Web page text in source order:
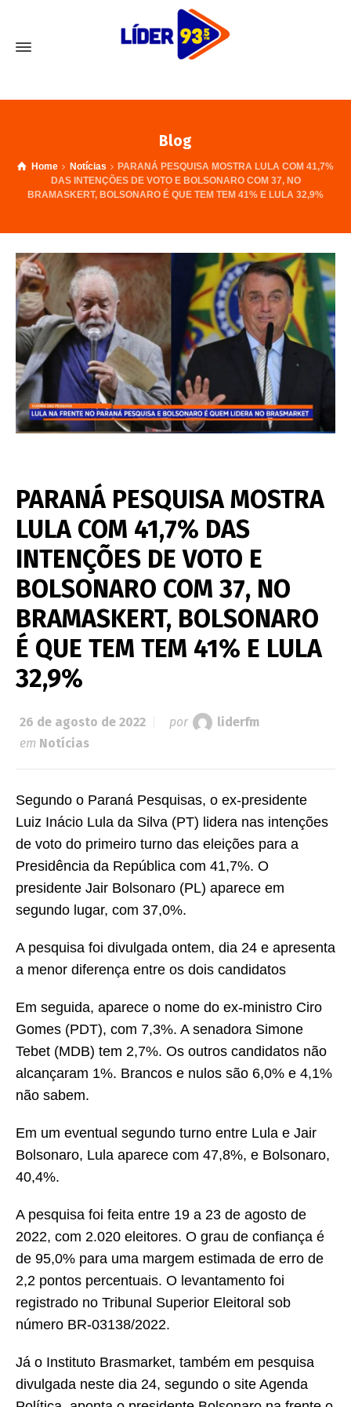
Blog
Home Notícias
PARANÁ PESQUISA MOSTRA LULA COM 41,7%
DAS INTENÇÕES DE VOTO E BOLSONARO COM 37, NO
BRAMASKERT, BOLSONARO É QUE TEM TEM 41% E LULA 32,9%
PARANÁ PESQUISA MOSTRA
LULA COM 41,7% DAS
INTENÇÕES DE VOTO E
BOLSONARO COM 37, NO
BRAMASKERT, BOLSONARO
É QUE TEM TEM 41% E LULA
32,9%
26 de agosto de 2022 por
liderfm
em Notícias
Segundo o Paraná Pesquisas, o ex-presidente
Luiz Inácio Lula da Silva (PT) lidera nas intenções
de voto do primeiro turno das eleições para a
Presidência da República com 41,7%. O
presidente Jair Bolsonaro (PL) aparece em
segundo lugar, com 37,0%.
A pesquisa foi divulgada ontem, dia 24 e apresenta
a menor diferença entre os dois candidatos
Em seguida, aparece o nome do ex-ministro Ciro
Gomes (PDT), com 7,3%. A senadora Simone
Tebet (MDB) tem 2,7%. Os outros candidatos não
alcançaram 1%. Brancos e nulos são 6,0% e 4,1%
não sabem.
Em um eventual segundo turno entre Lula e Jair
Bolsonaro, Lula aparece com 47,8%, e Bolsonaro,
40,4%.
A pesquisa foi feita entre 19 a 23 de agosto de
2022, com 2.020 eleitores. O grau de confiança é
de 95,0% para uma margem estimada de erro de
2,2 pontos percentuais. O levantamento foi
registrado no Tribunal Superior Eleitoral sob
número BR-03138/2022.
Já o Instituto Brasmarket, também em pesquisa
divulgada neste dia 24, segundo o site Agenda